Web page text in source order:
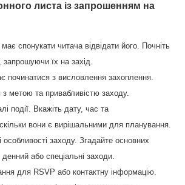
листа із запрошенням на
спонукати читача відвідати його. Почніть
запрошуючи їх на захід.
починатися з висловлення захоплення.
з метою та привабливістю заходу.
події. Вкажіть дату, час та
вони є вирішальними для планування.
особливості заходу. Згадайте основних
або спеціальні заходи.
для RSVP або контактну інформацію.